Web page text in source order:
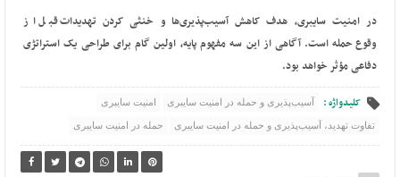
در امنیت سایبری، هدف کاهشآسیب‌پذیری‌هاو خنثی کردن تهدیداتقبل از
وقوعحمله است. آگاهی از این سه مفهوم پایه، اولین گام برای طراحی یک استراتژی
دفاعی مؤثر خواهد بود.
کلیدواژه : آسیب‌پذیری و حمله در امنیت سایبری امنیت سایبری
تفاوت تهدید، آسیب‌پذیری و حمله در امنیت سایبری حمله در امنیت سایبری